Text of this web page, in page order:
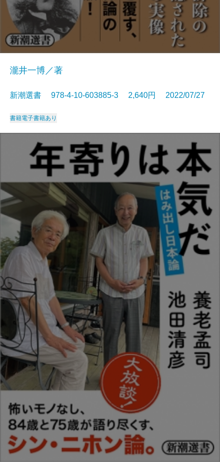
瀧井一博／著
新潮選書 978-4-10-603885-3 2,640円 2022/07/27
書籍電子書籍あり